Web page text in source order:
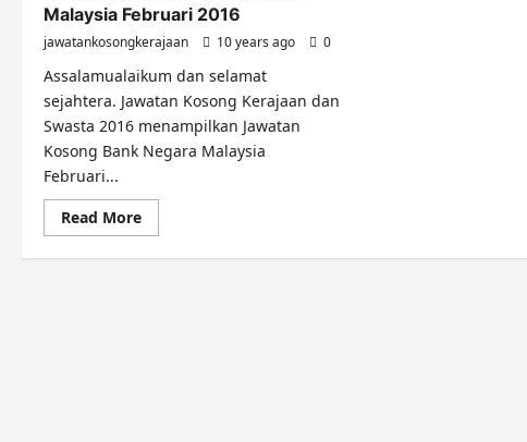
Malaysia Februari 2016
jawatankosongkerajaan 10 years ago 0
Assalamualaikum dan selamat
sejahtera. Jawatan Kosong Kerajaan dan
Swasta 2016 menampilkan Jawatan
Kosong Bank Negara Malaysia
Februari...
Read MoreRead
more
Jawatan